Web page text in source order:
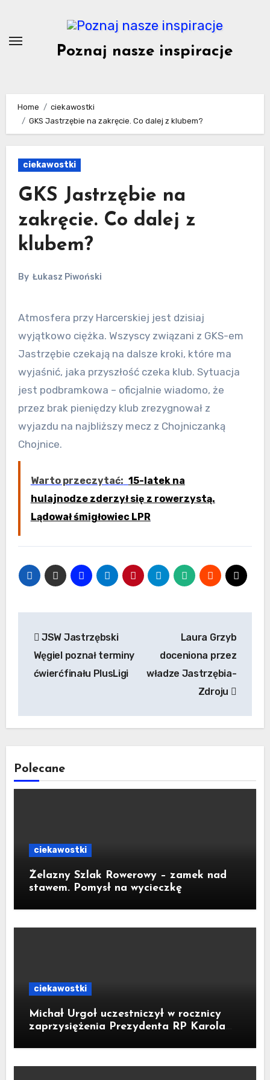
content
Poznaj nasze inspiracje
Home
ciekawostki
GKS Jastrzębie na zakręcie. Co dalej z klubem?
ciekawostki
GKS Jastrzębie na
zakręcie. Co dalej z
klubem?
By Łukasz Piwoński
Atmosfera przy Harcerskiej jest dzisiaj
wyjątkowo ciężka. Wszyscy związani z GKS-em
Jastrzębie czekają na dalsze kroki, które ma
wyjaśnić, jaka przyszłość czeka klub. Sytuacja
jest podbramkowa – oficjalnie wiadomo, że
przez brak pieniędzy klub zrezygnował z
wyjazdu na najbliższy mecz z Chojniczanką
Chojnice.
Warto przeczytać: 15-latek na
hulajnodze zderzył się z rowerzystą.
Lądował śmigłowiec LPR
wpisu
JSW Jastrzębski
Węgiel poznał terminy
ćwierćfinału PlusLigi
Laura Grzyb
doceniona przez
władze Jastrzębia-
Zdroju
Polecane
ciekawostki
Żelazny Szlak Rowerowy – zamek nad
stawem. Pomysł na wycieczkę
ciekawostki
Michał Urgoł uczestniczył w rocznicy
zaprzysiężenia Prezydenta RP Karola